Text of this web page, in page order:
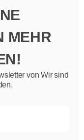
MEHR
von Wir sind